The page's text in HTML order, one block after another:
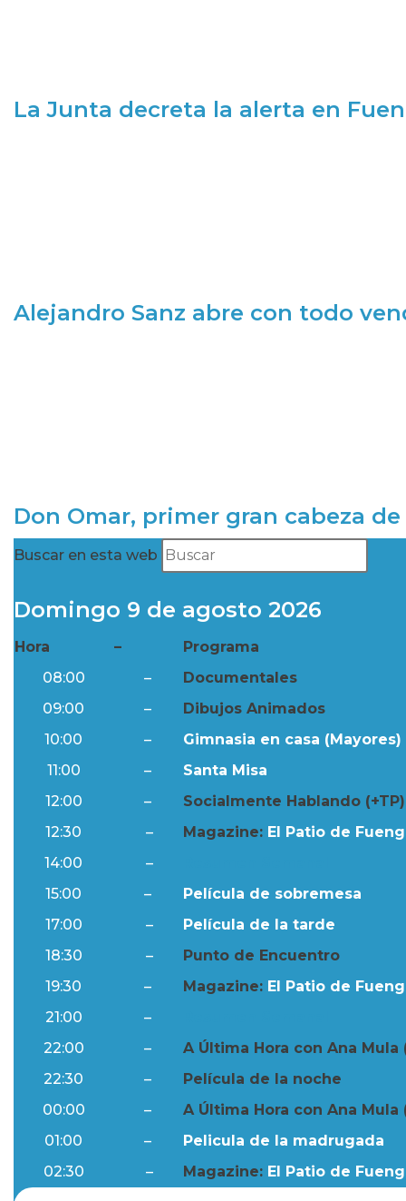
La Junta decreta la alerta en
Alejandro Sanz abre con todo
Don Omar, primer gran cabeza
Buscar en esta web
Domingo 9 de agosto 2026
Hora –
Programa
08:00
–
Documentales
09:00
–
Dibujos Animados
10:00
–
Gimnasia en casa (Mayores)
11:00
–
Santa Misa
12:00
–
Socialmente Hablando (+TP)
12:30
– Magazine: El Patio de
14:00
–
15:00
–
Película de sobremesa
17:00
–
Película de la tarde
18:30
–
Punto de Encuentro
19:30
– Magazine: El Patio de
21:00
–
22:00
–
A Última Hora con Ana Mula
22:30
–
Película de la noche
00:00
–
A Última Hora con Ana Mula
01:00
–
Pelicula de la madrugada
02:30
– Magazine: El Patio de